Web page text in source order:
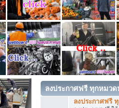
ลงประกาศฟรี ทุกหมว
ลงประกาศฟรี